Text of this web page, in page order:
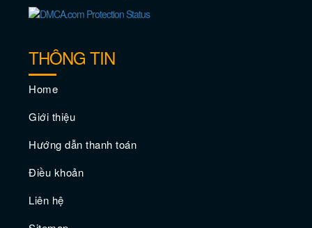
Đắm mình trong ánh nắng mặt trời tại
những bãi biển đẹp nhất Los Angeles
THÔNG TIN
Home
Giới thiệu
Hướng dẫn thanh toán
Điều khoản
Liên hệ